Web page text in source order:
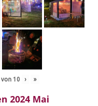
von 10 › »
2024 Mai